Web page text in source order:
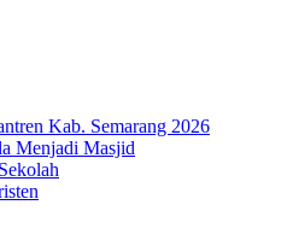
Kab. Semarang 2026
Menjadi Masjid